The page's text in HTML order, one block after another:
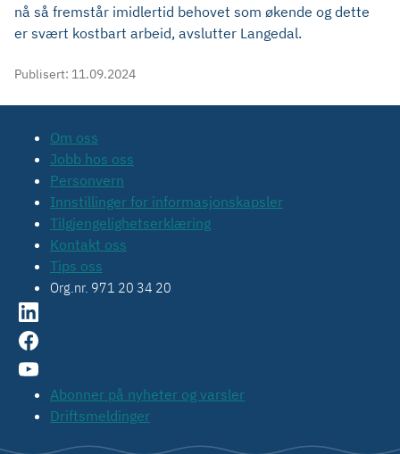
nå så fremstår imidlertid behovet som økende og dette
er svært kostbart arbeid, avslutter Langedal.
Publisert: 11.09.2024
Om oss
Jobb hos oss
Personvern
Innstillinger for informasjonskapsler
Tilgjengelighetserklæring
Kontakt oss
Tips oss
Org.nr. 971 20 34 20
Abonner på nyheter og varsler
Driftsmeldinger